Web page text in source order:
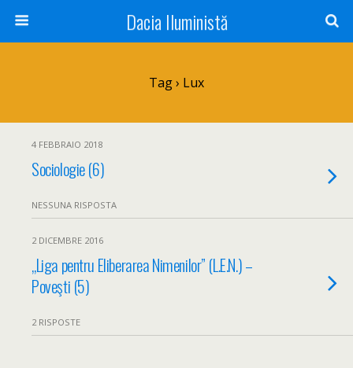
Dacia Iluministă
Tag › Lux
4 FEBBRAIO 2018
Sociologie (6)
NESSUNA RISPOSTA
2 DICEMBRE 2016
„Liga pentru Eliberarea Nimenilor” (L.E.N.) –
Poveşti (5)
2 RISPOSTE